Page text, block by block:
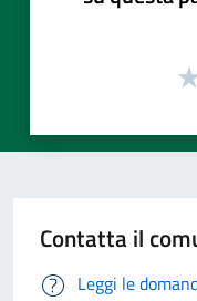
Contatta il
Leggi le